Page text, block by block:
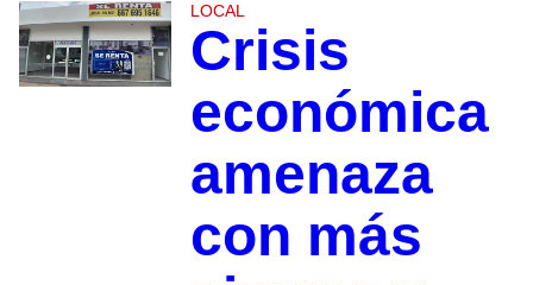
LOCAL
Crisis
económica
amenaza
con más